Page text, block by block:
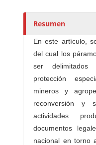
r
s
Resumen
En este artículo,
del cual los
ser
protección
mineros y
reconversión y
actividades
documentos
nacional en torno